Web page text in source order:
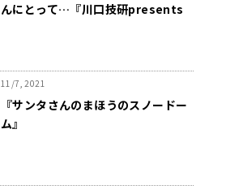
んにとって…『川口技研presents
11/7, 2021
『サンタさんのまほうのスノードー
ム』